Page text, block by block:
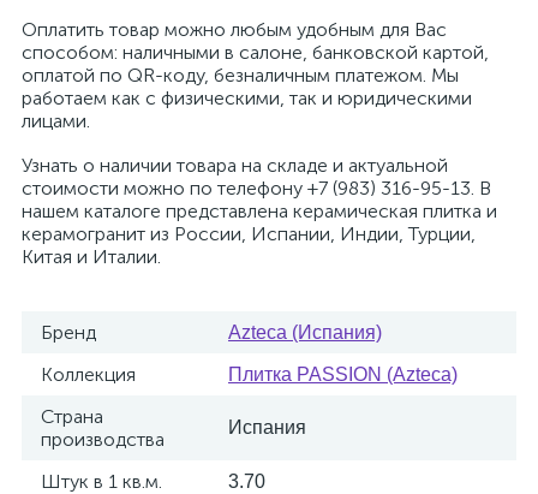
Оплатить товар можно любым удобным для Вас
способом: наличными в салоне, банковской картой,
оплатой по QR-коду, безналичным платежом. Мы
работаем как с физическими, так и юридическими
лицами.
Узнать о наличии товара на складе и актуальной
стоимости можно по телефону +7 (983) 316-95-13. В
нашем каталоге представлена керамическая плитка и
керамогранит из России, Испании, Индии, Турции,
Китая и Италии.
Бренд Azteca (Испания)
Коллекция Плитка PASSION (Azteca)
Страна
производства
Испания
Штук в 1 кв.м. 3.70